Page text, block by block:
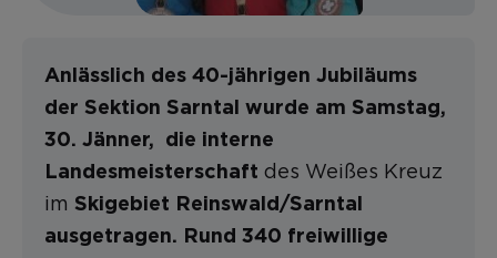
Anlässlich des 40-jährigen Jubiläums
der Sektion Sarntal wurde am Samstag,
30. Jänner, die interne
Landesmeisterschaft des Weißes Kreuz
im Skigebiet Reinswald/Sarntal
ausgetragen. Rund 340 freiwillige